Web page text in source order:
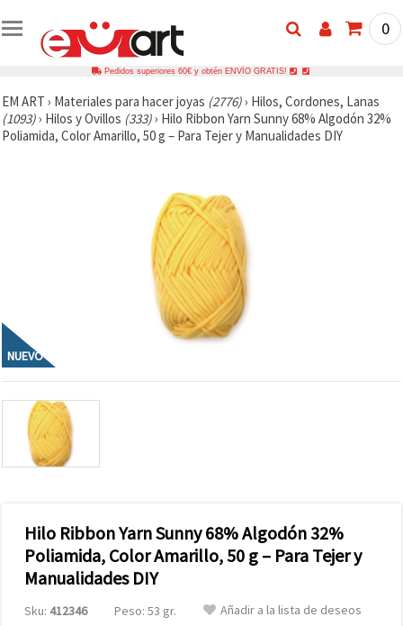
0
Pedidos superiores 60€ y obtén ENVÍO GRATIS!
EM ART › Materiales para hacer joyas (2776)› Hilos, Cordones, Lanas
(1093)› Hilos y Ovillos (333)› Hilo Ribbon Yarn Sunny 68% Algodón 32%
Poliamida, Color Amarillo, 50 g – Para Tejer y Manualidades DIY
NUEVO
Hilo Ribbon Yarn Sunny 68% Algodón 32%
Poliamida, Color Amarillo, 50 g – Para Tejer y
Manualidades DIY
Sku: 412346 Peso: 53 gr. Añadir a la lista de deseos